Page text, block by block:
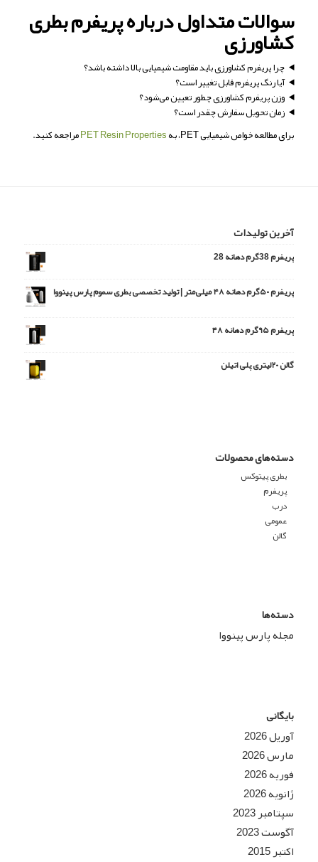
سوالات متداول درباره پریفرم بطری
کشاورزی
چرا پریفرم کشاورزی باید مقاومت شیمیایی بالا داشته باشد؟
آیا رنگ پریفرم قابل تغییر است؟
وزن پریفرم کشاورزی چطور تعیین می‌شود؟
زمان تحویل سفارش چقدر است؟
برای مطالعه خواص شیمیایی PET، به
PET Resin Propertiesمراجعه کنید.
آخرین تولیدات
پریفرم 38گرم دهانه 28
پریفرم ۵۰گرم دهانه ۴۸ میلی‌متر | تولید تخصصی بطری سموم پارس پینووا
پریفرم ۹۵گرم دهانه ۴۸
گالن ۲۰لیتری پلی اتیلن
دسته‌های محصولات
بطری پیتوکس
پریفرم
درب
عمومی
گالن
دسته‌ها
مجله پارس پینووا
بایگانی
آوریل 2026
مارس 2026
فوریه 2026
ژانویه 2026
سپتامبر 2023
آگوست 2023
اکتبر 2015